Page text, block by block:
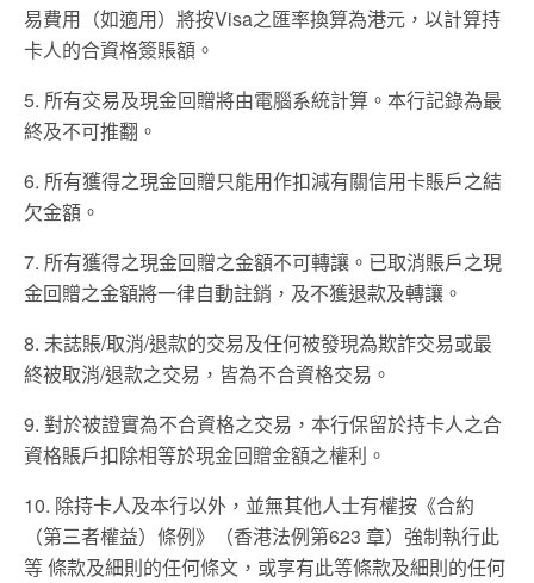
易費用（如適用）將按Visa之匯率換算為港元，以計算持
卡人的合資格簽賬額。
5. 所有交易及現金回贈將由電腦系統計算。本行記錄為最
終及不可推翻。
6. 所有獲得之現金回贈只能用作扣減有關信用卡賬戶之結
欠金額。
7. 所有獲得之現金回贈之金額不可轉讓。已取消賬戶之現
金回贈之金額將一律自動註銷，及不獲退款及轉讓。
8. 未誌賬/取消/退款的交易及任何被發現為欺詐交易或最
終被取消/退款之交易，皆為不合資格交易。
9. 對於被證實為不合資格之交易，本行保留於持卡人之合
資格賬戶扣除相等於現金回贈金額之權利。
10. 除持卡人及本行以外，並無其他人士有權按《合約
（第三者權益）條例》（香港法例第623 章）強制執行此
等 條款及細則的任何條文，或享有此等條款及細則的任何